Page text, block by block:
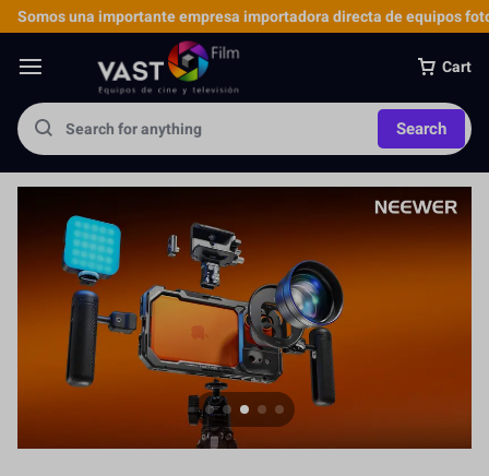
Somos una importante empresa importadora directa de equipos
Cart
Search
Jaula para Cámara
Más